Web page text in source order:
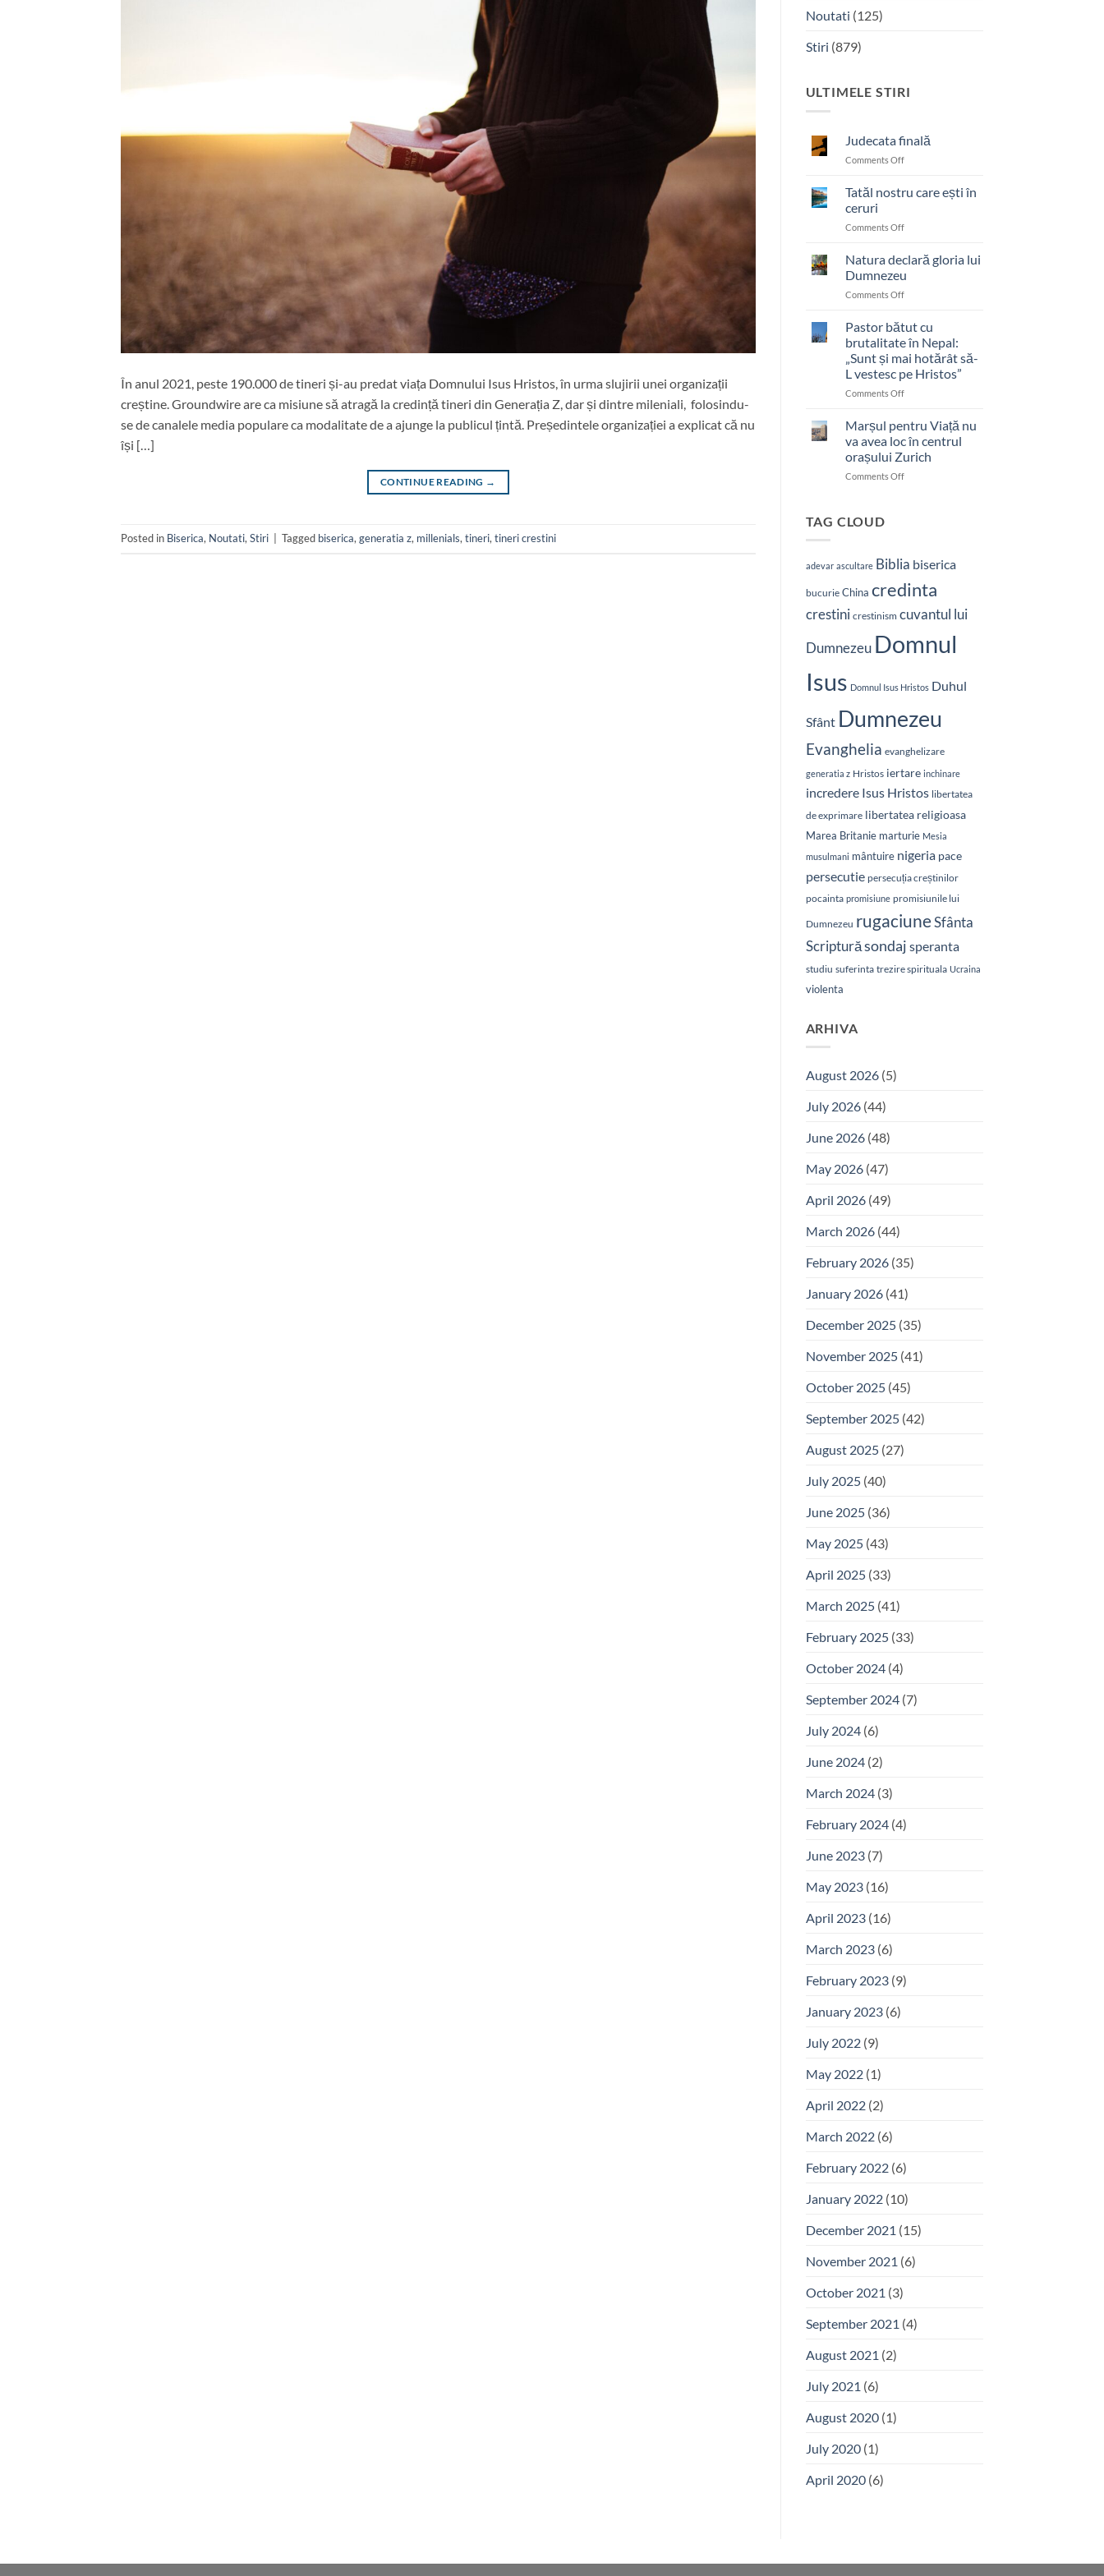
În anul 2021, peste 190.000 de tineri și-au predat viața Domnului Isus Hristos, în urma slujirii unei organizații
creștine. Groundwire are ca misiune să atragă la credință tineri din Generația Z, dar și dintre mileniali, folosindu-
se de canalele media populare ca modalitate de a ajunge la publicul țintă. Președintele organizației a explicat că nu
își […]
CONTINUE READING →
Posted in Biserica, Noutati, Stiri Tagged biserica, generatia z, millenials, tineri, tineri crestini
Noutati (125)
Stiri (879)
ULTIMELE STIRI
Judecata finală
Comments Offon
Tatăl nostru care ești în
ceruri
Comments Offon
nostru
care
ești
în
Natura declară gloria lui
Dumnezeu
Comments Offon
declară
gloria
lui
Dumnezeu
Pastor bătut cu
brutalitate în Nepal:
„Sunt și mai hotărât să-
L vestesc pe Hristos”
Comments Offon
bătut
cu
brutalitate
în
Nepal:
L
pe
Marșul pentru Viață nu
va avea loc în centrul
orașului Zurich
Comments Offon
avea
loc
în
orașului
TAG CLOUD
adevar ascultare Biblia biserica
bucurie China credinta
crestini crestinism cuvantul lui
Dumnezeu Domnul
Isus Domnul Isus Hristos Duhul
Sfânt Dumnezeu
Evanghelia evanghelizare
generatia z Hristos iertare inchinare
incredere Isus Hristos libertatea
de exprimare libertatea religioasa
Marea Britanie marturie Mesia
musulmani mântuire nigeria pace
persecutie persecuția creștinilor
pocainta promisiune promisiunile lui
Dumnezeu rugaciuneSfânta
Scripturăsondaj speranta
studiu suferinta trezire spirituala Ucraina
violenta
ARHIVA
August 2026(5)
July 2026(44)
June 2026(48)
May 2026(47)
April 2026(49)
March 2026(44)
February 2026(35)
January 2026(41)
December 2025(35)
November 2025(41)
October 2025(45)
September 2025(42)
August 2025(27)
July 2025(40)
June 2025(36)
May 2025(43)
April 2025(33)
March 2025(41)
February 2025(33)
October 2024(4)
September 2024(7)
July 2024(6)
June 2024(2)
March 2024(3)
February 2024(4)
June 2023(7)
May 2023(16)
April 2023(16)
March 2023(6)
February 2023(9)
January 2023(6)
July 2022(9)
May 2022(1)
April 2022(2)
March 2022(6)
February 2022(6)
January 2022(10)
December 2021 (15)
November 2021 (6)
October 2021 (3)
September 2021 (4)
August 2021 (2)
July 2021 (6)
August 2020(1)
July 2020(1)
April 2020(6)